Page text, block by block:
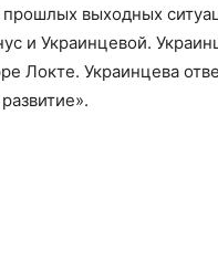
прошлых выходных
и Украинцевой.
Локте. Украинцева